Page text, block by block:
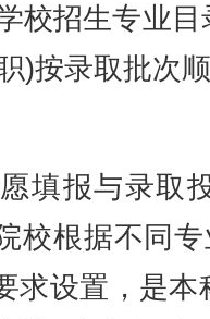
校招生专业
)按录取批次
报与录取
校根据不同
求设置，是